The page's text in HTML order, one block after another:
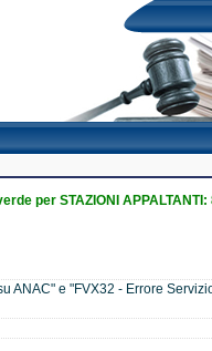
per STAZIONI APPALTANTI:
e "FVX32 - Errore